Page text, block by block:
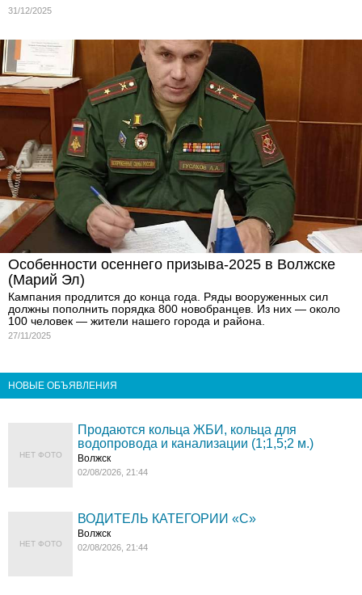
31/12/2025
Особенности осеннего призыва-2025 в Волжске
(Марий Эл)
Кампания продлится до конца года. Ряды вооруженных сил
должны пополнить порядка 800 новобранцев. Из них — около
100 человек — жители нашего города и района.
27/11/2025
НОВЫЕ ОБЪЯВЛЕНИЯ
НЕТ ФОТО
Продаются кольца ЖБИ, кольца для
водопровода и канализации (1;1,5;2 м.)
Волжск
02/08/2026, 21:44
НЕТ ФОТО
ВОДИТЕЛЬ КАТЕГОРИИ «C»
Волжск
02/08/2026, 21:44